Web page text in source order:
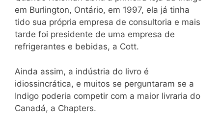
em Burlington, Ontário, em 1997, ela já tinha
tido sua própria empresa de consultoria e mais
tarde foi presidente de uma empresa de
refrigerantes e bebidas, a Cott.
Ainda assim, a indústria do livro é
idiossincrática, e muitos se perguntaram se a
Indigo poderia competir com a maior livraria do
Canadá, a Chapters.